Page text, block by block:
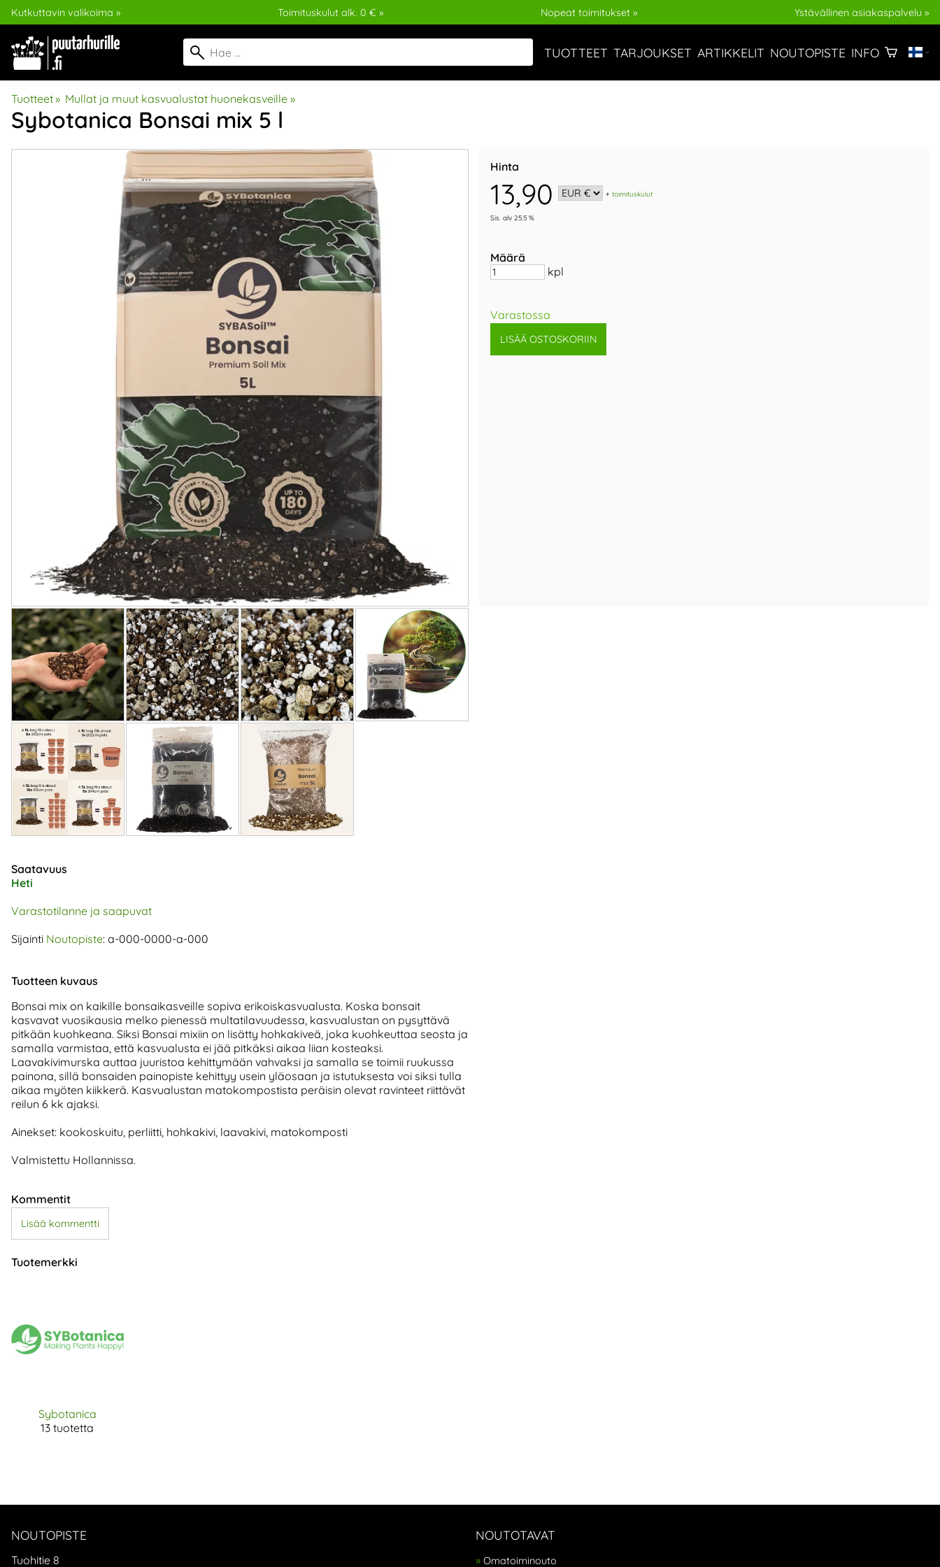
Kutkuttavin valikoima » Toimituskulut alk. 0 € » Nopeat toimitukset » Ystävällinen asiakaspalvelu »
TUOTTEET TARJOUKSET ARTIKKELIT NOUTOPISTE INFO
Tuotteet‪» Mullat ja muut kasvualustat huonekasveille ‪»
Sybotanica Bonsai mix 5 l
Hinta
13,90 +toimituskulut
Sis. alv 25.5 %
Määrä
kpl
Varastossa
Saatavuus
Heti
Varastotilanne ja saapuvat
Sijainti Noutopiste: a-000-0000-a-000
Tuotteen kuvaus
Bonsai mix on kaikille bonsaikasveille sopiva erikoiskasvualusta. Koska bonsait
kasvavat vuosikausia melko pienessä multatilavuudessa, kasvualustan on pysyttävä
pitkään kuohkeana. Siksi Bonsai mixiin on lisätty hohkakiveä, joka kuohkeuttaa seosta ja
samalla varmistaa, että kasvualusta ei jää pitkäksi aikaa liian kosteaksi.
Laavakivimurska auttaa juuristoa kehittymään vahvaksi ja samalla se toimii ruukussa
painona, sillä bonsaiden painopiste kehittyy usein yläosaan ja istutuksesta voi siksi tulla
aikaa myöten kiikkerä. Kasvualustan matokompostista peräisin olevat ravinteet riittävät
reilun 6 kk ajaksi.
Ainekset: kookoskuitu, perliitti, hohkakivi, laavakivi, matokomposti
Valmistettu Hollannissa.
Kommentit
Lisää kommentti
Tuotemerkki
Sybotanica
13 tuotetta
NOUTOPISTE
Tuohitie 8
NOUTOTAVAT
Omatoiminouto